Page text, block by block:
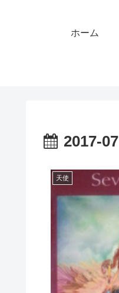
ホーム
2017-07
天使